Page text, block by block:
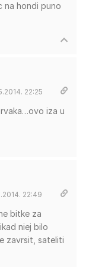
na hondi puno
22:25
iza u
22:49
bitke za
niej bilo
zavrsit, sateliti